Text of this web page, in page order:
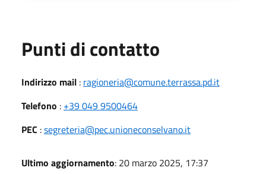
Punti di contatto
Indirizzo mail : ragioneria@comune.terrassa.pd.it
Telefono : +39 049 9500464
PEC :segreteria@pec.unioneconselvano.it
Ultimo aggiornamento: 20 marzo 2025, 17:37